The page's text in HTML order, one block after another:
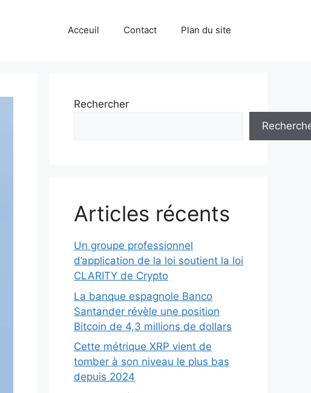
Acceuil Contact Plan du site
Rechercher
Articles récents
Un groupe professionnel
d’application de la loi soutient la loi
CLARITY de Crypto
La banque espagnole Banco
Santander révèle une position
Bitcoin de 4,3 millions de dollars
Cette métrique XRP vient de
tomber à son niveau le plus bas
depuis 2024